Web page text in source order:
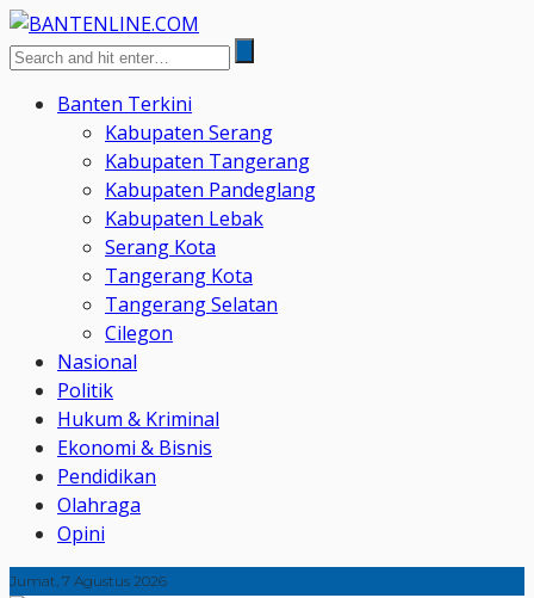
Banten Terkini
Kabupaten Serang
Kabupaten Tangerang
Kabupaten Pandeglang
Kabupaten Lebak
Serang Kota
Tangerang Kota
Tangerang Selatan
Cilegon
Nasional
Politik
Hukum & Kriminal
Ekonomi & Bisnis
Pendidikan
Olahraga
Opini
Jumat, 7 Agustus 2026